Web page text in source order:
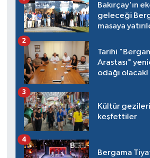
Bakırçay'ın
geleceği
masaya
Tarihi
Arastası"
odağı olacak!
2
Kültür
keşfettiler
3
Bergama
4